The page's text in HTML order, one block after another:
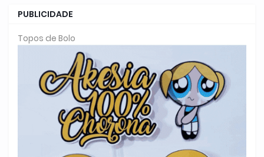
PUBLICIDADE
Topos de Bolo